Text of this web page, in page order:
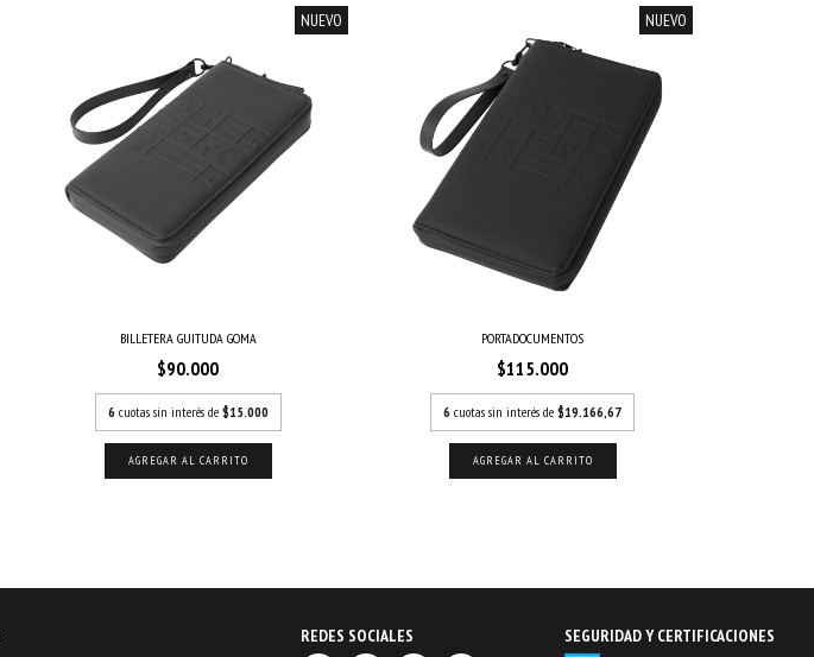
NUEVO
BILLETERA GUITUDA GOMA
$90.000
6 cuotas sin interés de $15.000
NUEVO
PORTADOCUMENTOS
$115.000
6 cuotas sin interés de $19.166,67
REDES SOCIALES SEGURIDAD Y CERTIFICACIONES